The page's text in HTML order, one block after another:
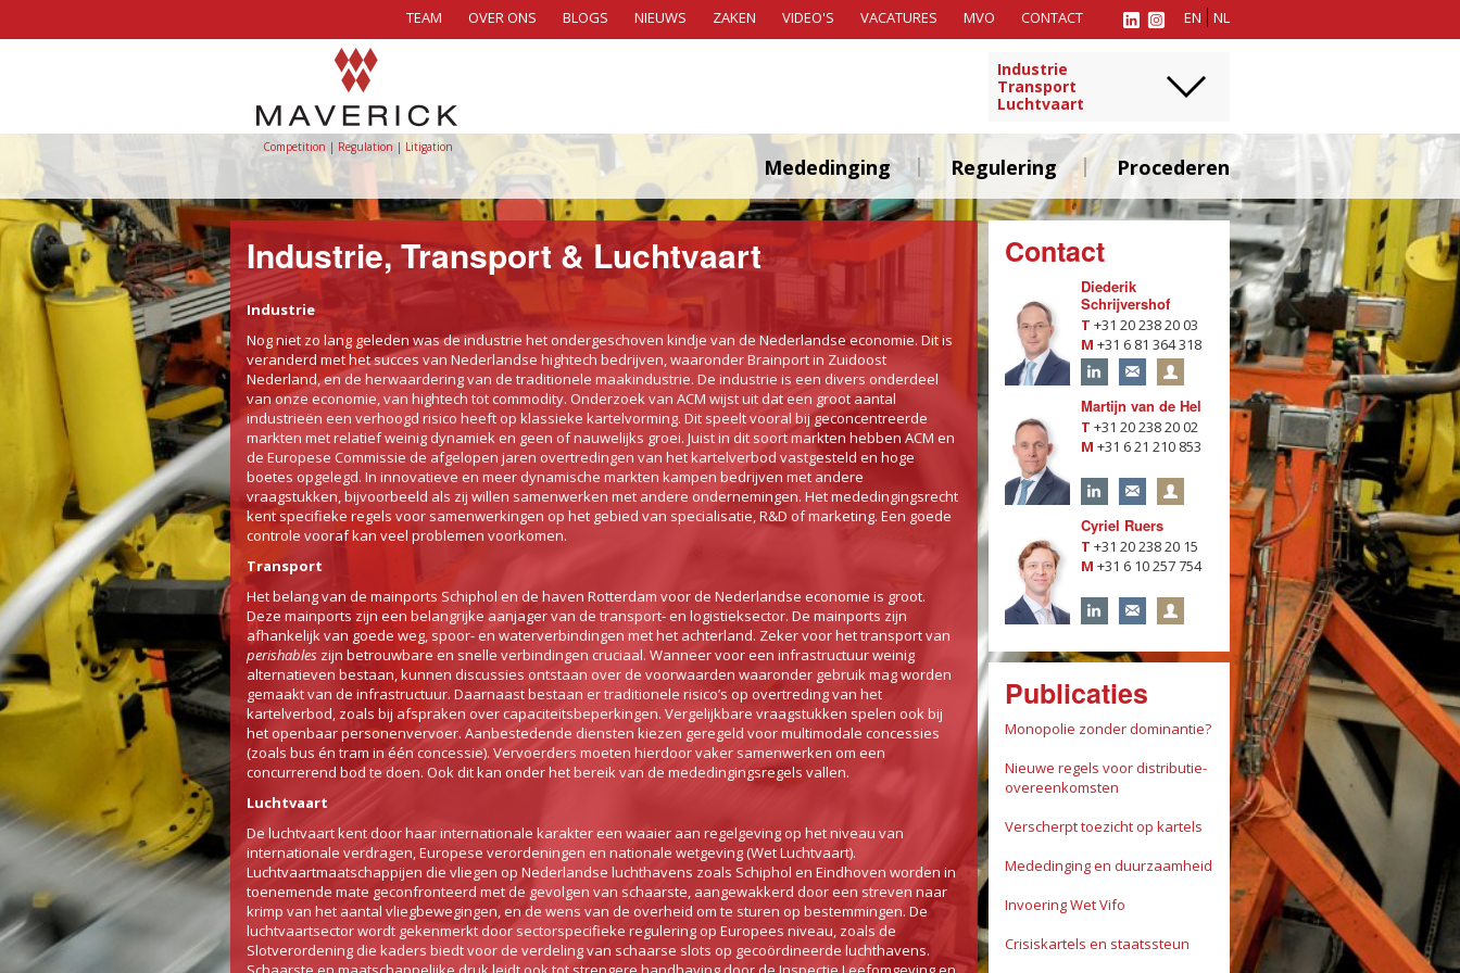
EN NL
TEAM OVER ONS BLOGS NIEUWS ZAKEN VIDEO'S VACATURES MVO CONTACT
Competition | Regulation | Litigation
Industrie
Transport
Luchtvaart
Mededinging Regulering Procederen
Industrie, Transport & Luchtvaart
Industrie
Nog niet zo lang geleden was de industrie het ondergeschoven kindje van de Nederlandse economie. Dit is
veranderd met het succes van Nederlandse hightech bedrijven, waaronder Brainport in Zuidoost
Nederland, en de herwaardering van de traditionele maakindustrie. De industrie is een divers onderdeel
van onze economie, van hightech tot commodity. Onderzoek van ACM wijst uit dat een groot aantal
industrieën een verhoogd risico heeft op klassieke kartelvorming. Dit speelt vooral bij geconcentreerde
markten met relatief weinig dynamiek en geen of nauwelijks groei. Juist in dit soort markten hebben ACM en
de Europese Commissie de afgelopen jaren overtredingen van het kartelverbod vastgesteld en hoge
boetes opgelegd. In innovatieve en meer dynamische markten kampen bedrijven met andere
vraagstukken, bijvoorbeeld als zij willen samenwerken met andere ondernemingen. Het mededingingsrecht
kent specifieke regels voor samenwerkingen op het gebied van specialisatie, R&D of marketing. Een goede
controle vooraf kan veel problemen voorkomen.
Transport
Het belang van de mainports Schiphol en de haven Rotterdam voor de Nederlandse economie is groot.
Deze mainports zijn een belangrijke aanjager van de transport- en logistieksector. De mainports zijn
afhankelijk van goede weg, spoor- en waterverbindingen met het achterland. Zeker voor het transport van
perishables zijn betrouwbare en snelle verbindingen cruciaal. Wanneer voor een infrastructuur weinig
alternatieven bestaan, kunnen discussies ontstaan over de voorwaarden waaronder gebruik mag worden
gemaakt van de infrastructuur. Daarnaast bestaan er traditionele risico’s op overtreding van het
kartelverbod, zoals bij afspraken over capaciteitsbeperkingen. Vergelijkbare vraagstukken spelen ook bij
het openbaar personenvervoer. Aanbestedende diensten kiezen geregeld voor multimodale concessies
(zoals bus én tram in één concessie). Vervoerders moeten hierdoor vaker samenwerken om een
concurrerend bod te doen. Ook dit kan onder het bereik van de mededingingsregels vallen.
Luchtvaart
De luchtvaart kent door haar internationale karakter een waaier aan regelgeving op het niveau van
internationale verdragen, Europese verordeningen en nationale wetgeving (Wet Luchtvaart).
Luchtvaartmaatschappijen die vliegen op Nederlandse luchthavens zoals Schiphol en Eindhoven worden in
toenemende mate geconfronteerd met de gevolgen van schaarste, aangewakkerd door een streven naar
krimp van het aantal vliegbewegingen, en de wens van de overheid om te sturen op bestemmingen. De
luchtvaartsector wordt gekenmerkt door sectorspecifieke regulering op Europees niveau, zoals de
Slotverordening die kaders biedt voor de verdeling van schaarse slots op gecoördineerde luchthavens.
Contact
Diederik
Schrijvershof
T +31 20 238 20 03
M +31 6 81 364 318
Martijn van de Hel
T +31 20 238 20 02
M +31 6 21 210 853
Cyriel Ruers
T +31 20 238 20 15
M +31 6 10 257 754
Publicaties
Monopolie zonder dominantie?
Nieuwe regels voor distributie­
overeenkomsten
Verscherpt toezicht op kartels
Mededinging en duurzaamheid
Invoering Wet Vifo
Crisiskartels en staatssteun